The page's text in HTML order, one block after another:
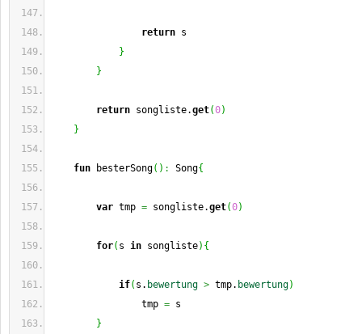
return s
}
}
return songliste.get(0)
}
fun besterSong( ) : Song{
var tmp = songliste.get(0)
for( s in songliste) {
if( s. bewertung > tmp. bewertung)
tmp = s
}